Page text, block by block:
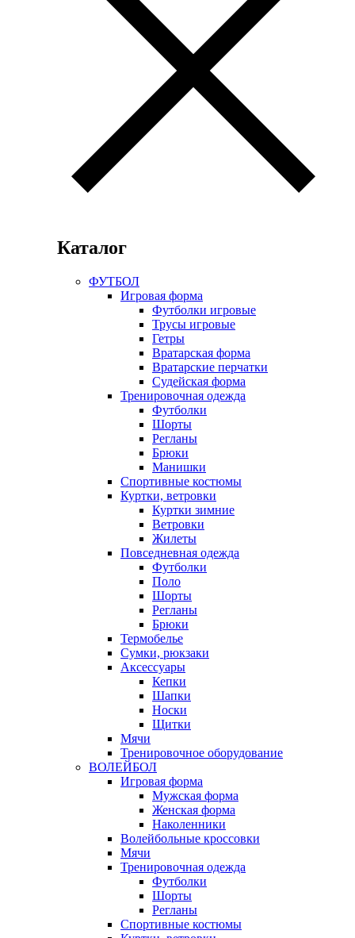
Каталог
ФУТБОЛ
Игровая форма
Футболки игровые
Трусы игровые
Гетры
Вратарская форма
Вратарские перчатки
Судейская форма
Тренировочная одежда
Футболки
Шорты
Регланы
Брюки
Манишки
Спортивные костюмы
Куртки, ветровки
Куртки зимние
Ветровки
Жилеты
Повседневная одежда
Футболки
Поло
Шорты
Регланы
Брюки
Термобелье
Сумки, рюкзаки
Аксессуары
Кепки
Шапки
Носки
Щитки
Мячи
Тренировочное оборудование
ВОЛЕЙБОЛ
Игровая форма
Мужская форма
Женская форма
Наколенники
Волейбольные кроссовки
Мячи
Тренировочная одежда
Футболки
Шорты
Регланы
Спортивные костюмы